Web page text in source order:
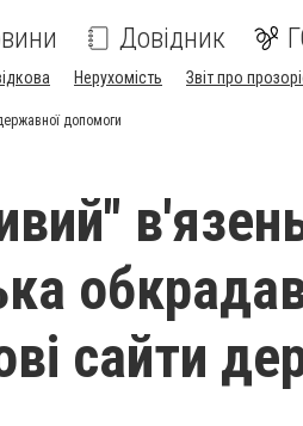
Довідник
Нерухомість Звіт про
допомоги
обкрадав
сайти